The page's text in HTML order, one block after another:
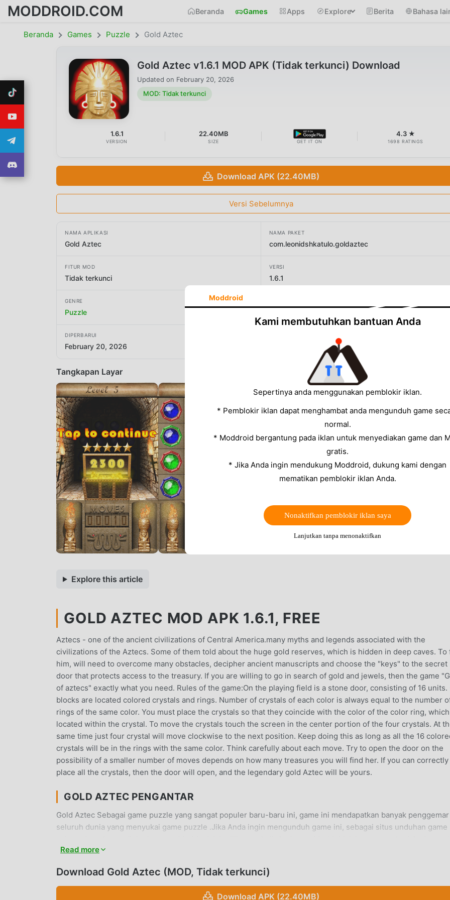
MODDROID.COM Beranda Games Apps Explore Berita Bahasa
Beranda Games Puzzle Gold Aztec
Gold Aztec v1.6.1 MOD APK (Tidak terkunci) Download
Updated on February 20, 2026
MOD: Tidak terkunci
1.6.1
VERSION
22.40MB
SIZE GET IT ON
4.3 ★
1698 RATINGS
Download APK (22.40MB)
Versi Sebelumnya
NAMA APLIKASI
Gold Aztec
NAMA PAKET
com.leonidshkatulo.goldaztec
FITUR MOD
Tidak terkunci
VERSI
1.6.1
GENRE
Puzzle
DIPERBARUI
February 20, 2026
Tangkapan Layar
Explore this article
GOLD AZTEC MOD APK 1.6.1, FREE
Aztecs - one of the ancient civilizations of Central America.many myths and legends associated with the
civilizations of the Aztecs. Some of them told about the huge gold reserves, which is hidden in deep caves. To
him, will need to overcome many obstacles, decipher ancient manuscripts and choose the "keys" to the secret
door that protects access to the treasury. If you are willing to go in search of gold and jewels, then the game
of aztecs" exactly what you need. Rules of the game:On the playing field is a stone door, consisting of 16 units.
blocks are located colored crystals and rings. Number of crystals of each color is always equal to the number
rings of the same color. You must place the crystals so that they coincide with the color of the color ring,
located within the crystal. To move the crystals touch the screen in the center portion of the four crystals. At
same time just four crystal will move clockwise to the next position. Keep doing this as long as all the 16
crystals will be in the rings with the same color. Think carefully about each move. Try to open the door on the
possibility of a smaller number of moves depends on how many treasures you will find her. If you can correctly
place all the crystals, then the door will open, and the legendary gold Aztec will be yours.
GOLD AZTEC PENGANTAR
Gold Aztec Sebagai game puzzle yang sangat populer baru-baru ini, game ini mendapatkan banyak
seluruh dunia yang menyukai game puzzle .Jika Anda ingin mengunduh game ini, sebagai situs unduhan game
terbaru dariGold Aztec1.6.1gratis, tetapi juga menyediakan Free mod gratis, membantu Anda menyimpan tugas
sendiri. moddroid menjanjikan bahwa apapunGold Aztecmod tidak akan membebankan biaya apa pun kepada
pemain, dan 100% aman, tersedia, dan gratis untuk dipasang. Cukup unduh klien moddroid, Anda dapat
Read more
Download Gold Aztec (MOD, Tidak terkunci)
Download APK (22.40MB)
Moddroid
Kami membutuhkan bantuan Anda
Sepertinya anda menggunakan pemblokir iklan.
* Pemblokir iklan dapat menghambat anda mengunduh game
normal.
* Moddroid bergantung pada iklan untuk menyediakan game dan
gratis.
* Jika Anda ingin mendukung Moddroid, dukung kami dengan
mematikan pemblokir iklan Anda.
Nonaktifkan pemblokir iklan saya
Lanjutkan tanpa menonaktifkan